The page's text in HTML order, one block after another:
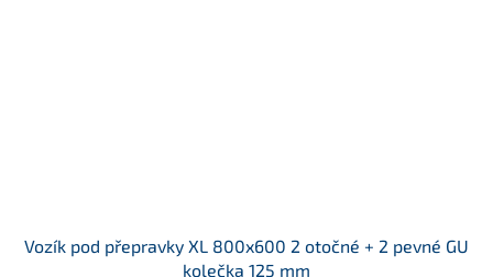
Vozík pod přepravky XL 800x600 2 otočné + 2 pevné GU
kolečka 125 mm